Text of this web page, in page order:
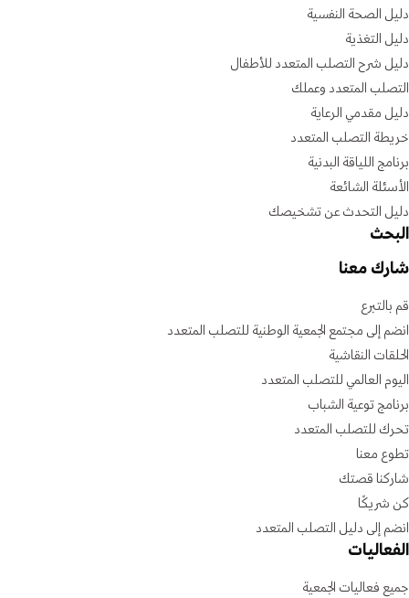
دليل الصحة النفسية
دليل التغذية
دليل شرح التصلب المتعدد للأطفال
التصلب المتعدد وعملك
دليل مقدمي الرعاية
خريطة التصلب المتعدد
برنامج اللياقة البدنية
الأسئلة الشائعة
دليل التحدث عن تشخيصك
البحث
شارك معنا
قم بالتبرع
انضم إلى مجتمع الجمعية الوطنية للتصلب المتعدد
الحلقات النقاشية
اليوم العالمي للتصلب المتعدد
برنامج توعية الشباب
تحرك للتصلب المتعدد
تطوع معنا
شاركنا قصتك
كن شريكًا
انضم إلى دليل التصلب المتعدد
الفعاليات
جميع فعاليات الجمعية